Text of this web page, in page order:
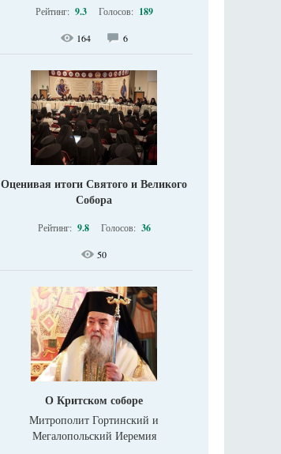
Рейтинг: 9.3 Голосов: 189
164 6
Оценивая итоги Святого и Великого
Собора
Рейтинг: 9.8 Голосов: 36
50
О Критском соборе
Митрополит Гортинский и
Мегалопольский Иеремия